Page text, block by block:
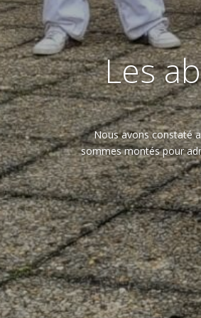
Les
Nous avons constaté
sommes montés pour